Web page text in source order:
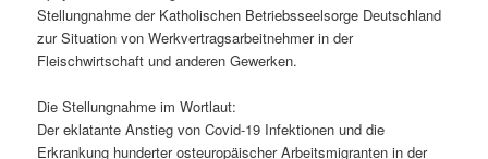
Stellungnahme der Katholischen Betriebsseelsorge Deutschland
zur Situation von Werkvertragsarbeitnehmer in der
Fleischwirtschaft und anderen Gewerken.
Die Stellungnahme im Wortlaut:
Der eklatante Anstieg von Covid-19 Infektionen und die
Erkrankung hunderter osteuropäischer Arbeitsmigranten in der